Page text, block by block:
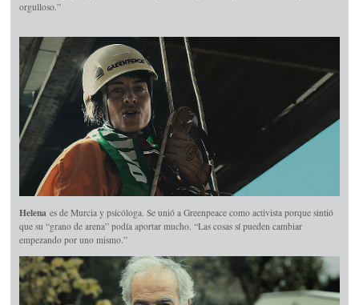
orgulloso.”
Helena es de Murcia y psicóloga. Se unió a Greenpeace como activista porque sintió
que su “grano de arena” podía aportar mucho. “Las cosas sí pueden cambiar
empezando por uno mismo.”